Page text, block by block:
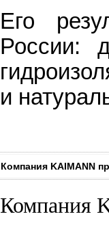
Его
России:
и
Компания KAIMANN
Компания